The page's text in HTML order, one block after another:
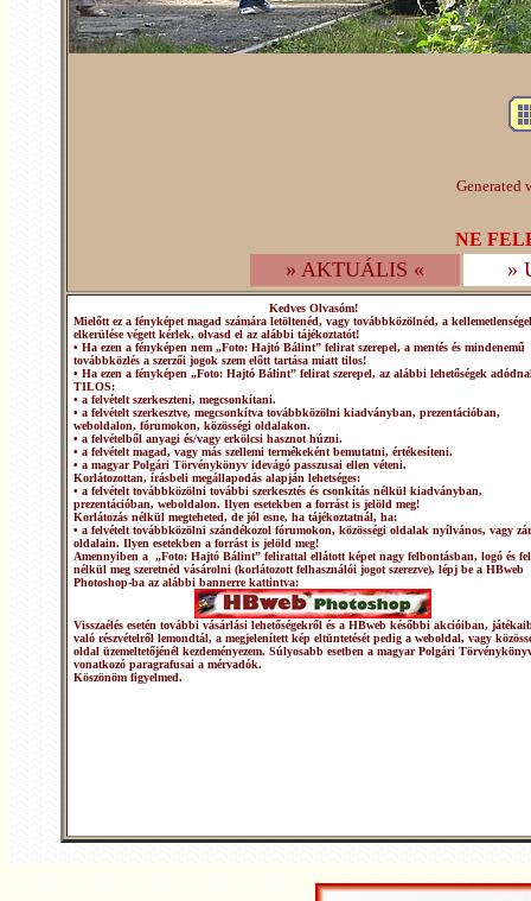
Generated
NE
» AKTUÁLIS « »
Kedves Olvasóm!
Mielőtt ez a fényképet magad számára letöltenéd, vagy továbbközölnéd, a
elkerülése végett kérlek, olvasd el az alábbi tájékoztatót!
• Ha ezen a fényképen nem „Foto: Hajtó Bálint” felirat szerepel, a mentés és mindenemű
továbbközlés a szerzői jogok szem előtt tartása miatt tilos!
• Ha ezen a fényképen „Foto: Hajtó Bálint” felirat szerepel, az alábbi lehetőségek
TILOS:
• a felvételt szerkeszteni, megcsonkítani.
• a felvételt szerkesztve, megcsonkítva továbbközölni kiadványban, prezentációban,
weboldalon, fórumokon, közösségi oldalakon.
• a felvételből anyagi és/vagy erkölcsi hasznot húzni.
• a felvételt magad, vagy más szellemi termékeként bemutatni, értékesíteni.
• a magyar Polgári Törvénykönyv idevágó passzusai ellen véteni.
Korlátozottan, írásbeli megállapodás alapján lehetséges:
• a felvételt továbbközölni további szerkesztés és csonkítás nélkül kiadványban,
prezentációban, weboldalon. Ilyen esetekben a forrást is jelöld meg!
Korlátozás nélkül megteheted, de jól esne, ha tájékoztatnál, ha:
• a felvételt továbbközölni szándékozol fórumokon, közösségi oldalak nyílvános, vagy
oldalain. Ilyen esetekben a forrást is jelöld meg!
Amennyiben a „Foto: Hajtó Bálint” felirattal ellátott képet nagy felbontásban, logó és
nélkül meg szeretnéd vásárolni (korlátozott felhasználói jogot szerezve), lépj be a HBweb
Photoshop-ba az alábbi bannerre kattintva:
Visszaélés esetén további vásárlási lehetőségekről és a HBweb későbbi akcióiban,
való részvételről lemondtál, a megjelenített kép eltüntetését pedig a weboldal, vagy
oldal üzemeltetőjénél kezdeményezem. Súlyosabb esetben a magyar Polgári
vonatkozó paragrafusai a mérvadók.
Köszönöm figyelmed.